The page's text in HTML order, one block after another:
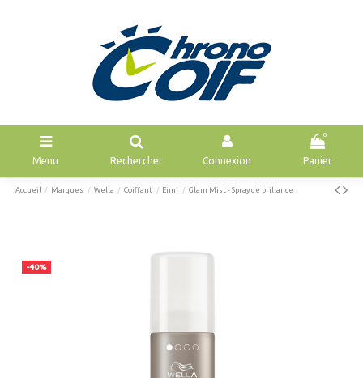
Menu Rechercher Connexion
0
Panier
Accueil Marques Wella Coiffant Eimi Glam Mist - Spray de brillance
-40%